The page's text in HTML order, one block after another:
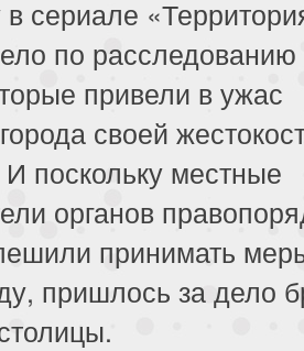
сериале
по
привели в ужас
своей
поскольку местные
органов
принимать
пришлось за дело